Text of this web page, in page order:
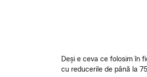
Deși e ceva ce folosim în
cu reducerile de până la